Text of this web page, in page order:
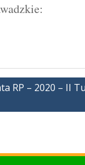
RP – 2020 – II